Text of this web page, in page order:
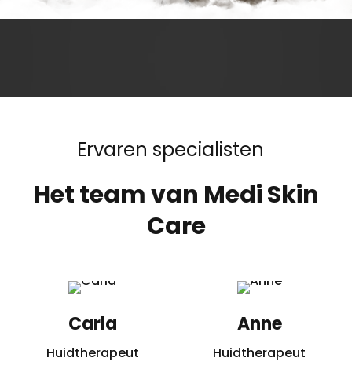
Ervaren specialisten
Het team van Medi Skin
Care
Carla
Huidtherapeut
Anne
Huidtherapeut